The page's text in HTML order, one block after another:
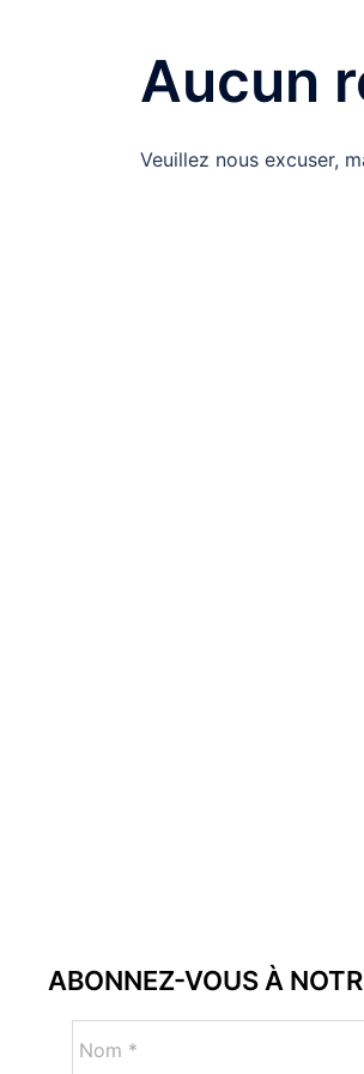
Aucun
Veuillez nous excuser,
ABONNEZ-VOUS À